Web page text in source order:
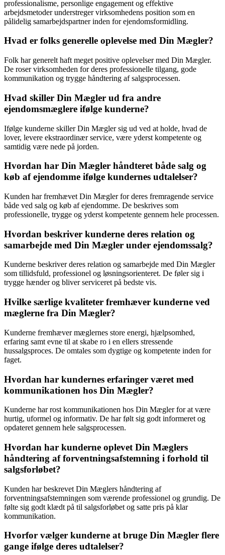
professionalisme, personlige engagement og effektive
arbejdsmetoder understreger virksomhedens position som en
pålidelig samarbejdspartner inden for ejendomsformidling.
Hvad er folks generelle oplevelse med Din Mægler?
Folk har generelt haft meget positive oplevelser med Din Mægler.
De roser virksomheden for deres professionelle tilgang, gode
kommunikation og trygge håndtering af salgsprocessen.
Hvad skiller Din Mægler ud fra andre
ejendomsmæglere ifølge kunderne?
Ifølge kunderne skiller Din Mægler sig ud ved at holde, hvad de
lover, levere ekstraordinær service, være yderst kompetente og
samtidig være nede på jorden.
Hvordan har Din Mægler håndteret både salg og
køb af ejendomme ifølge kundernes udtalelser?
Kunden har fremhævet Din Mægler for deres fremragende service
både ved salg og køb af ejendomme. De beskrives som
professionelle, trygge og yderst kompetente gennem hele processen.
Hvordan beskriver kunderne deres relation og
samarbejde med Din Mægler under ejendomssalg?
Kunderne beskriver deres relation og samarbejde med Din Mægler
som tillidsfuld, professionel og løsningsorienteret. De føler sig i
trygge hænder og bliver serviceret på bedste vis.
Hvilke særlige kvaliteter fremhæver kunderne ved
mæglerne fra Din Mægler?
Kunderne fremhæver mæglernes store energi, hjælpsomhed,
erfaring samt evne til at skabe ro i en ellers stressende
hussalgsproces. De omtales som dygtige og kompetente inden for
faget.
Hvordan har kundernes erfaringer været med
kommunikationen hos Din Mægler?
Kunderne har rost kommunikationen hos Din Mægler for at være
hurtig, uformel og informativ. De har følt sig godt informeret og
opdateret gennem hele salgsprocessen.
Hvordan har kunderne oplevet Din Mæglers
håndtering af forventningsafstemning i forhold til
salgsforløbet?
Kunden har beskrevet Din Mæglers håndtering af
forventningsafstemningen som værende professionel og grundig. De
følte sig godt klædt på til salgsforløbet og satte pris på klar
kommunikation.
Hvorfor vælger kunderne at bruge Din Mægler flere
gange ifølge deres udtalelser?